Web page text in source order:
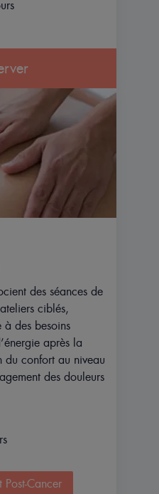
des séances de
ciblés,
des besoins
après la
confort au niveau
des douleurs
Post-Cancer